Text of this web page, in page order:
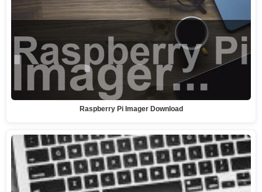
Raspberry Pi Imager Download